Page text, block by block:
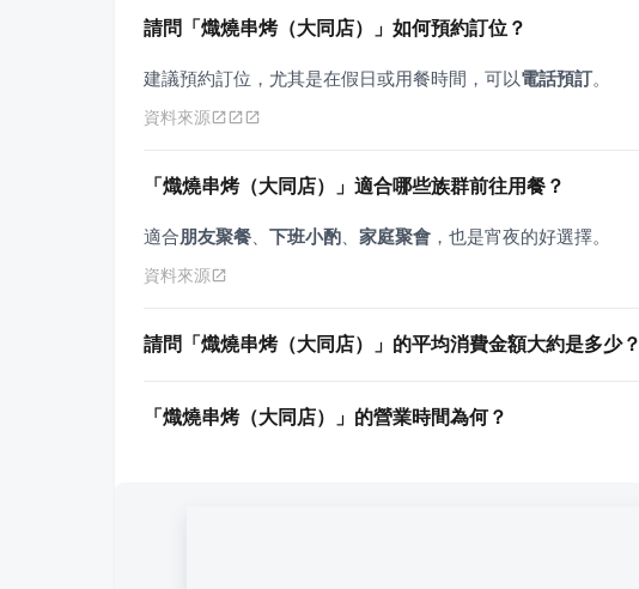
請問「熾燒串烤（大同店）」如何預約訂位？
建議預約訂位，尤其是在假日或用餐時間，可以電話預訂。
資料來源
「熾燒串烤（大同店）」適合哪些族群前往用餐？
適合朋友聚餐 下班小酌 家庭聚會 ，也是宵夜的好選擇。
資料來源
請問「熾燒串烤（大同店）」的平均消費金額大約是多少？
「熾燒串烤（大同店）」的營業時間為何？